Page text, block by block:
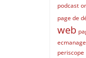
podcast
page de
web
periscope